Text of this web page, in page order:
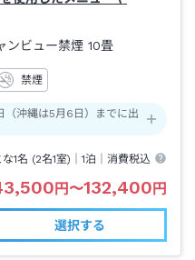
ンビュー禁煙 10畳
禁煙
沖縄は5月6日）までに出
な1名 (2名1室)｜1泊 ｜消費税込
円 〜132,400 円
選択する